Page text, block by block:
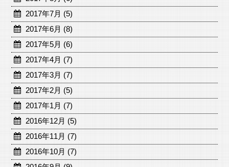
2017年7月 (5)
2017年6月 (8)
2017年5月 (6)
2017年4月 (7)
2017年3月 (7)
2017年2月 (5)
2017年1月 (7)
2016年12月 (5)
2016年11月 (7)
2016年10月 (7)